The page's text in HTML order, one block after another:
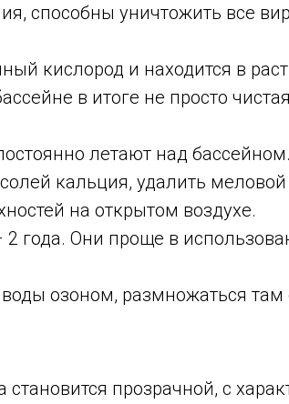
способны уничтожить все
кислород и находится в
в итоге не просто
летают над бассейном.
кальция, удалить
на открытом воздухе.
года. Они проще в
озоном, размножаться
прозрачной, с